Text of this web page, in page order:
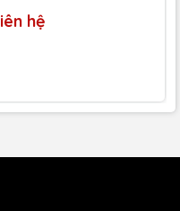
mình. Chỉ cần sử
hệ